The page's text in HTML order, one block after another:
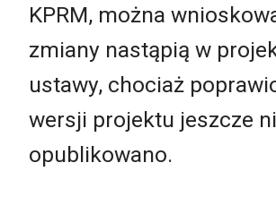
KPRM, można
zmiany nastąpią w
ustawy, chociaż
wersji projektu jeszcze
opublikowano.